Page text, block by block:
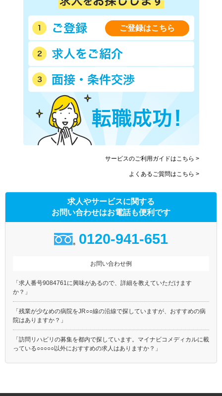
阪急宝塚本線
阪急京都本線
阪急千里線
近鉄大阪線
近鉄奈良線
近鉄南大阪線
近鉄信貴線
南海電気鉄道
南海空港線
南海高師浜線
北大阪急行電鉄
大阪高速鉄道大阪モノレール
大阪高速鉄道国際文化公園都
阪堺電気軌道上町線
能勢電鉄妙見線
ご登録はこちら
サービスのご利用ガイドはこちら >
よくあるご質問はこちら >
求人やサービスに関する
お問い合わせはお電話も便利です
0120-941-651
お問い合わせ例
「求人番号9084761に興味があるので、詳細を教えていただけます
か？」
「残業が少なめの病院をJR○○線の沿線で探していますが、おすすめの病
院はありますか？」
「訪問リハビリの募集を都内で探しています。マイナビコメディカルに載
っている○○○○○以外におすすめの求人はありますか？」